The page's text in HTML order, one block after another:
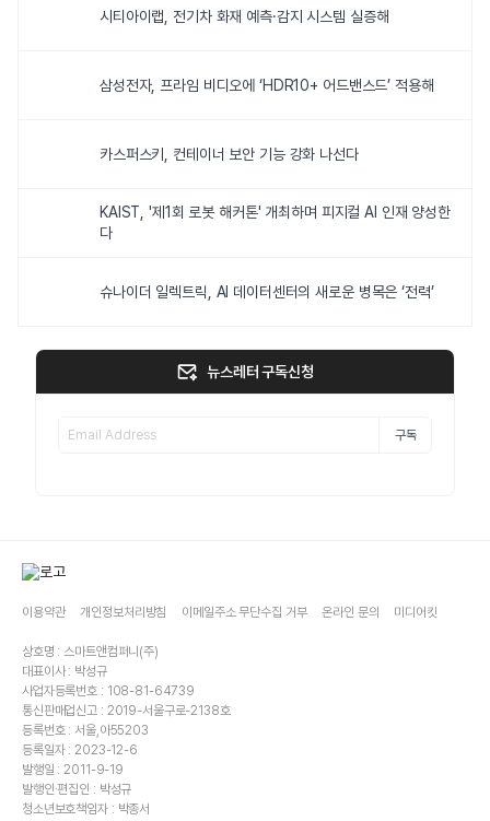
시티아이랩, 전기차 화재 예측·감지 시스템 실증해
삼성전자, 프라임 비디오에 ‘HDR10+ 어드밴스드’ 적용해
카스퍼스키, 컨테이너 보안 기능 강화 나선다
KAIST, '제1회 로봇 해커톤' 개최하며 피지컬 AI 인재 양성한
다
슈나이더 일렉트릭, AI 데이터센터의 새로운 병목은 ‘전력’
뉴스레터 구독신청
구독
이용약관 개인정보처리방침 이메일주소 무단수집 거부 온라인 문의 미디어킷
상호명 : 스마트앤컴퍼니(주)
대표이사 : 박성규
사업자등록번호 : 108-81-64739
통신판매업신고 : 2019-서울구로-2138호
등록번호 : 서울,아55203
등록일자 : 2023-12-6
발행일 : 2011-9-19
발행인·편집인 : 박성규
청소년보호책임자 : 박종서